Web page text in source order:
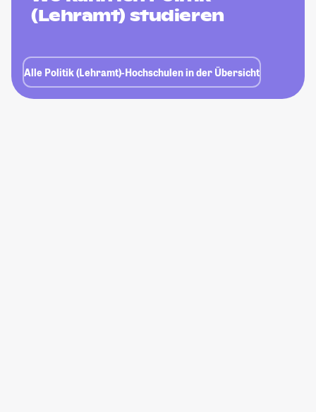
(Lehramt) studieren
Alle Politik (Lehramt)-Hochschulen in der Übersicht